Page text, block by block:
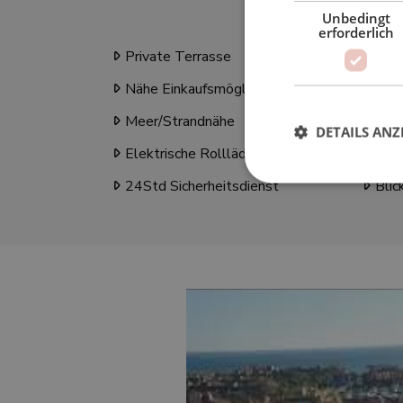
Private Terrasse
Nähe Einkaufsmöglichkeiten
Meer/Strandnähe
Elektrische Rollläden
24Std Sicherheitsdienst
Unbedingt
erforderlich
DETAILS
Name